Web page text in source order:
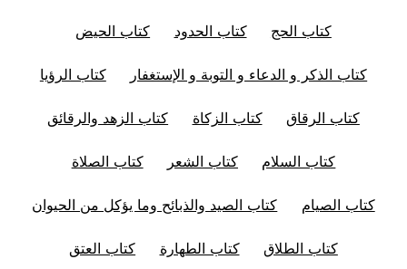
كتاب الحج كتاب الحدود كتاب الحيض
كتاب الذكر و الدعاء و التوبة و الإستغفار كتاب الرؤيا
كتاب الرقاق كتاب الزكاة كتاب الزهد والرقائق
كتاب السلام كتاب الشعر كتاب الصلاة
كتاب الصيام كتاب الصيد والذبائح وما يؤكل من الحيوان
كتاب الطلاق كتاب الطهارة كتاب العتق